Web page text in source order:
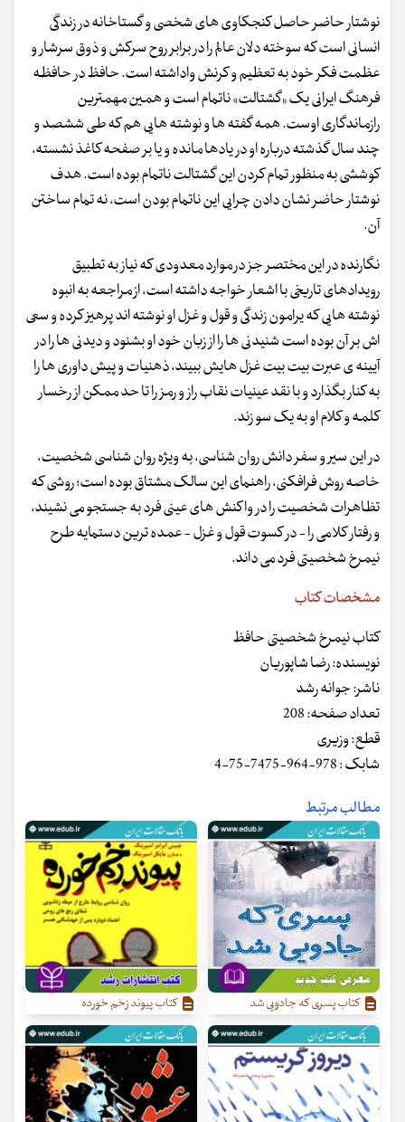
نوشتار حاضر حاصل کنجکاوی های شخصی و گستاخانه در زندگی
انسانی است که سوخته دلان عالم را در برابر روح سرکش و ذوق سرشار و
عظمت فکر خود به تعظیم و کرنش واداشته است. حافظ در حافظه
فرهنگ ایرانی یک «گشتالت» ناتمام است و همین مهمترین
رازماندگاری اوست. همه گفته ها و نوشته هایی هم که طی ششصد و
چند سال گذشته درباره او در یادها مانده و یا بر صفحه کاغذ نشسته،
کوششی به منظور تمام کردن این گشتالت ناتمام بوده است. هدف
نوشتار حاضر نشان دادن چرایی این ناتمام بودن است، نه تمام ساختن
آن.
نگارنده در این مختصر جز در موارد معدودی که نیاز به تطبیق
رویدادهای تاریخی با اشعار خواجه داشته است، از مراجعه به انبوه
نوشته هایی که یرامون زندگی و قول و غزل او نوشته اند پرهیز کرده و سعی
اش بر آن بوده است شنیدنی ها را از زبان خود او بشنود و دیدنی ها را در
آیینه ی عبرت بیت بیت غزل هایش ببیند، ذهنیات و پیش داوری ها را
به کنار بگذارد و با نقد عینیات نقاب راز و رمز را تا حد ممکن از رخسار
کلمه و کلام او به یک سو زند.
در این سیر و سفر دانش روان شناسی، به ویژه روان شناسی شخصیت،
خاصه روش فرافکنی، راهنمای این سالک مشتاق بوده است؛ روشی که
تظاهرات شخصیت را در واکنش های عینی فرد به جستجو می نشیند،
و رفتار کلامی را - در کسوت قول و غزل - عمده ترین دستمایه طرح
نیمرخ شخصیتی فرد می داند.
مشخصات کتاب
کتاب نیمرخ شخصیتی حافظ
نویسنده: رضا شاپوریان
ناشر: جوانه رشد
تعداد صفحه: 208
قطع: وزیری
شابک : 978-964-7475-75-4
مطالب مرتبط
کتاب پسری که جادویی شد کتاب پیوند زخم خورده